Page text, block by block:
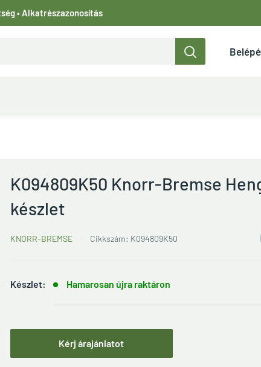
• Alkatrészazonosítás
K094809K50 Knorr-Bremse
készlet
KNORR-BREMSE Cikkszám: K094809K50
Készlet: Hamarosan újra raktáron
Kérj árajánlatot